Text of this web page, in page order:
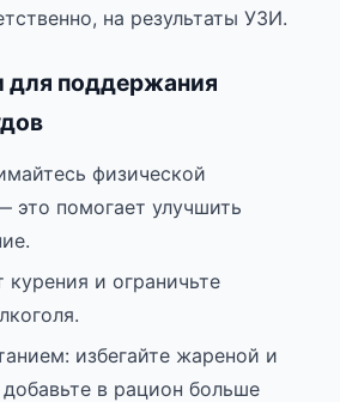
на результаты УЗИ.
для поддержания
физической
это помогает улучшить
курения и ограничьте
избегайте жареной и
в рацион больше